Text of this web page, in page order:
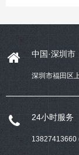
中国·深圳市
深圳市福田区
24小时服务
13827413660